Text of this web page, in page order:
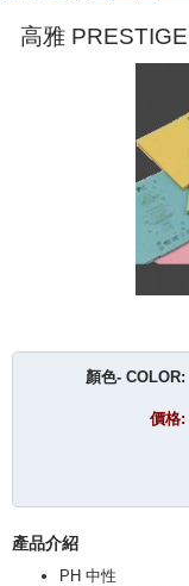
高雅
顏色- COLOR:
價格:
產品介紹
PH 中性